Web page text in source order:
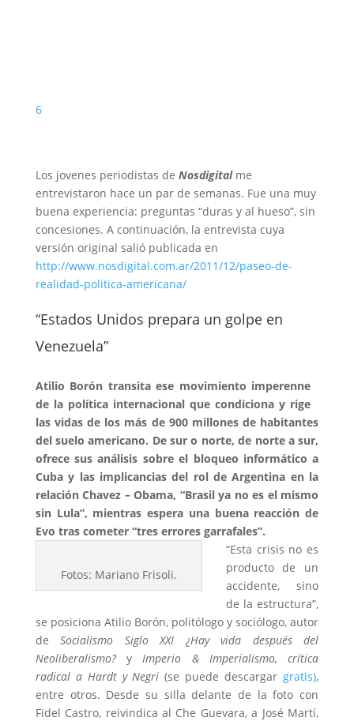
6
Los jovenes periodistas de Nosdigital me
entrevistaron hace un par de semanas. Fue una muy
buena experiencia: preguntas “duras y al hueso”, sin
concesiones. A continuación, la entrevista cuya
versión original salió publicada en
http://www.nosdigital.com.ar/2011/12/paseo-de-
realidad-politica-americana/
“Estados Unidos prepara un golpe en
Venezuela”
Atilio Borón transita ese movimiento imperenne
de la política internacional que condiciona y rige
las vidas de los más de 900 millones de habitantes
del suelo americano. De sur o norte, de norte a sur,
ofrece sus análisis sobre el bloqueo informático a
Cuba y las implicancias del rol de Argentina en la
relación Chavez – Obama, “Brasil ya no es el mismo
sin Lula”, mientras espera una buena reacción de
Evo tras cometer “tres errores garrafales”.
Fotos: Mariano Frisoli.
“Esta crisis no es
producto de un
accidente, sino
de la estructura”,
se posiciona Atilio Borón, politólogo y sociólogo, autor
deSocialismo Siglo XXI ¿Hay vida después del
Neoliberalismo?y Imperio & Imperialismo, crítica
radical a Hardt y Negri (se puede descargar gratis),
entre otros. Desde su silla delante de la foto con
Fidel Castro, reivindica al Che Guevara, a José Martí,